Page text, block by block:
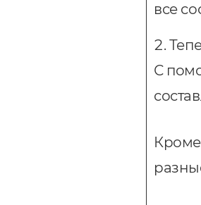
все
С
Кроме